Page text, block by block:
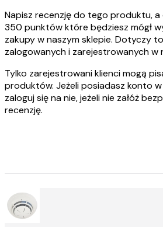
Napisz recenzję do tego produktu,
350 punktów które będziesz mógł
zakupy w naszym sklepie. Dotyczy
zalogowanych i zarejestrowanych w
Tylko zarejestrowani klienci mogą
produktów. Jeżeli posiadasz konto
zaloguj się na nie, jeżeli nie załóż
recenzję.